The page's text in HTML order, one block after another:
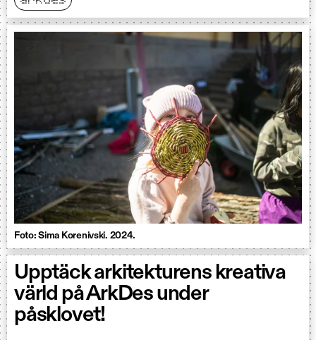
Foto: Sima Korenivski. 2024.
Upptäck arkitekturens kreativa
värld på ArkDes under
påsklovet!